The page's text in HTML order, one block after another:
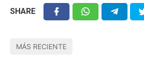
SHARE
MÁS RECIENTE